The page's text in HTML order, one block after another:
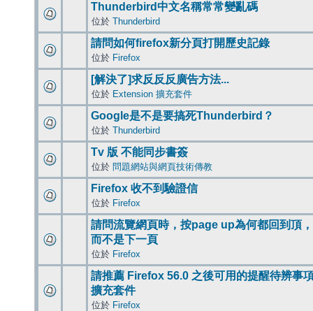
Thunderbird中文名稱常常變亂碼
位於 Thunderbird
請問如何firefox新分頁打開歷史記錄
位於 Firefox
[解決了]求反反反廣告方法...
位於 Extension 擴充套件
Google是不是要搞死Thunderbird？
位於 Thunderbird
Tv 版 不能同步書簽
位於 問題網站與網頁技術傳教
Firefox 收不到驗證信
位於 Firefox
請問流覽網頁時，按page up為何都回到頂，
而不是下一頁
位於 Firefox
請推薦 Firefox 56.0 之後可用的提醒待辨事
擴充套件
位於 Firefox